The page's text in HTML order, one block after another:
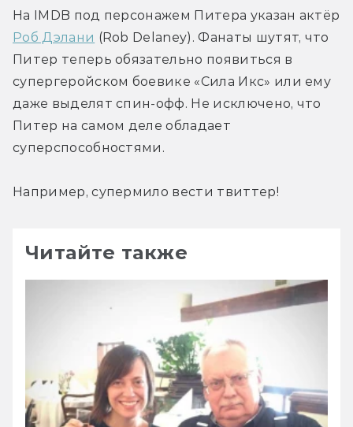
Роб Дэлани (Rob Delaney). Фанаты шутят, что
Питер теперь обязательно появиться в
супергеройском боевике «Сила Икс» или ему
даже выделят спин-офф. Не исключено, что
Питер на самом деле обладает
суперспособностями.
Например, супермило вести твиттер!
Читайте также